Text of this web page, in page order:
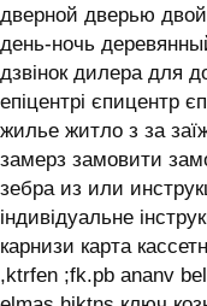
дверной дверью
день-ночь
дзвінок дилера для
епіцентрі єпицентр
жилье житло з за
замерз замовити
зебра из или
індивідуальне
карнизи карта
,ktrfen ;fk.pb ananv